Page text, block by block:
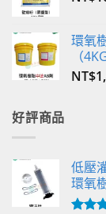
環氧
（
NT$
好評商品
低壓
環氧